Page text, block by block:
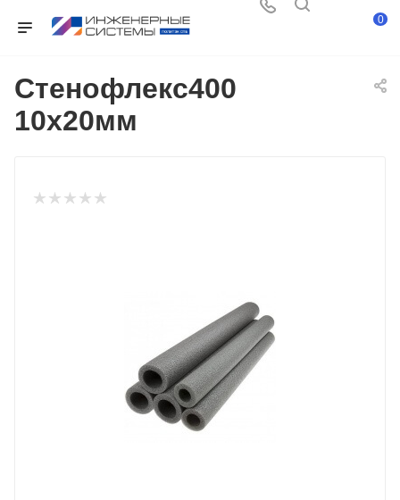
0
Стенофлекс400
10х20мм